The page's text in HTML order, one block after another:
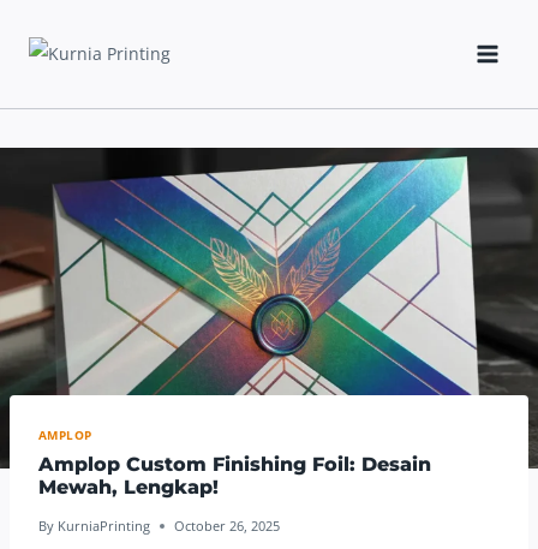
AMPLOP
Amplop Custom Finishing Foil: Desain
Mewah, Lengkap!
By KurniaPrinting October 26, 2025